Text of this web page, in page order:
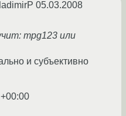
05.03.2008
mpg123 или
и субъективно